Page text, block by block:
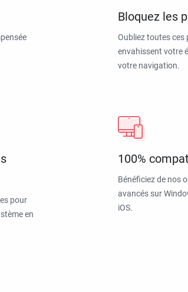
Bloquez les
Oubliez toutes ces
envahissent votre
votre navigation.
pour
en
100%
Bénéficiez de nos
avancés sur
iOS.